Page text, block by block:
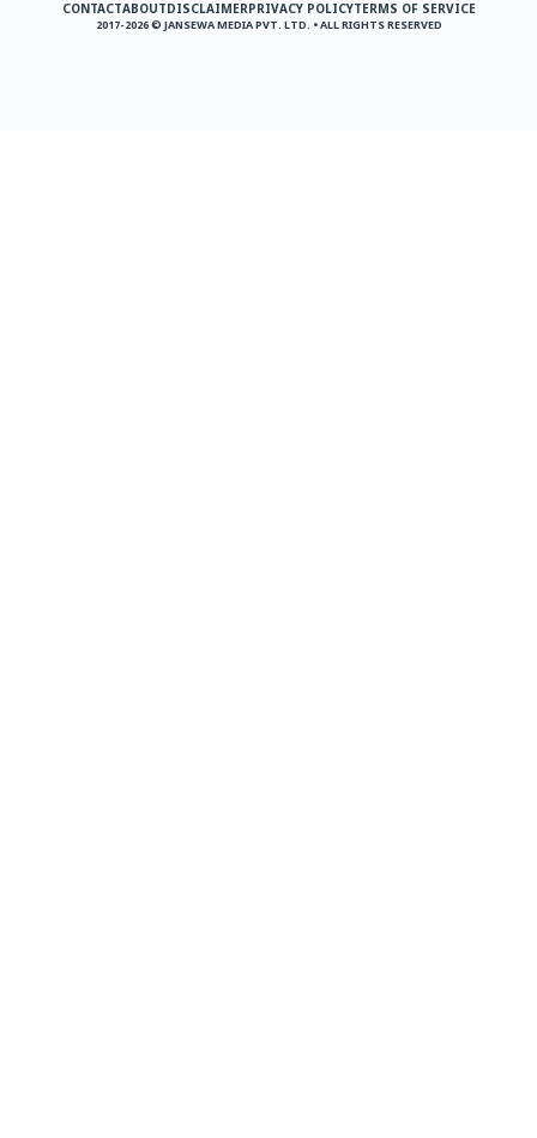
CONTACTABOUTDISCLAIMERPRIVACY POLICYTERMS OF SERVICE
2017-2026 © JANSEWA MEDIA PVT. LTD. • ALL RIGHTS RESERVED